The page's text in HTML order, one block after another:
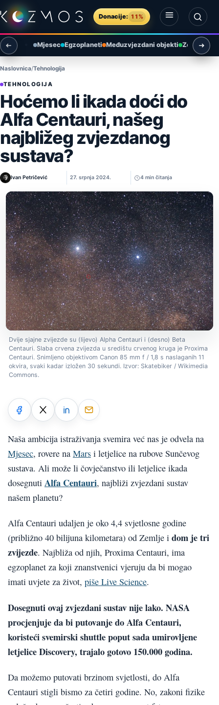
Preskoči na sadržaj
Donacije: 11%
Otvori izbornik
Otvori pretragu
Mjesec Egzoplaneti Međuzvjezdani objekti Zemlja i
Naslovnica Tehnologija
TEHNOLOGIJA
Hoćemo li ikada doći do
Alfa Centauri, našeg
najbližeg zvjezdanog
sustava?
Ivan Petričević 27. srpnja 2024. 4 min čitanja
Dvije sjajne zvijezde su (lijevo) Alpha Centauri i (desno) Beta
Centauri. Slaba crvena zvijezda u središtu crvenog kruga je Proxima
Centauri. Snimljeno objektivom Canon 85 mm f / 1,8 s naslaganih 11
okvira, svaki kadar izložen 30 sekundi. Izvor: Skatebiker / Wikimedia
Commons.
Naša ambicija istraživanja svemira već nas je odvela na
Mjesec, rovere na Mars i letjelice na rubove Sunčevog
sustava. Ali može li čovječanstvo ili letjelice ikada
dosegnuti Alfa Centauri, najbliži zvjezdani sustav
našem planetu?
Alfa Centauri udaljen je oko 4,4 svjetlosne godine
(približno 40 bilijuna kilometara) od Zemlje i dom je tri
zvijezde. Najbliža od njih, Proxima Centauri, ima
egzoplanet za koji znanstvenici vjeruju da bi mogao
imati uvjete za život, piše Live Science.
Dosegnuti ovaj zvjezdani sustav nije lako. NASA
procjenjuje da bi putovanje do Alfa Centauri,
koristeći svemirski shuttle poput sada umirovljene
letjelice Discovery, trajalo gotovo 150.000 godina.
Da možemo putovati brzinom svjetlosti, do Alfa
Centauri stigli bismo za četiri godine. No, zakoni fizike